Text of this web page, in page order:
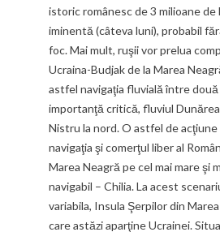
istoric românesc de 3 milioane de
iminentă (câteva luni), probabil
foc. Mai mult, ruşii vor prelua
Ucraina-Budjak de la Marea
astfel navigaţia fluvială între
importanţă critică, fluviul
Nistru la nord. O astfel de acţiune
navigaţia şi comerţul liber al
Marea Neagră pe cel mai mare şi
navigabil – Chilia. La acest
variabila, Insula Şerpilor din
care astăzi aparţine Ucrainei.